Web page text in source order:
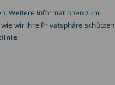
Weitere Informationen zum
wir Ihre Privatsphäre schützen
.